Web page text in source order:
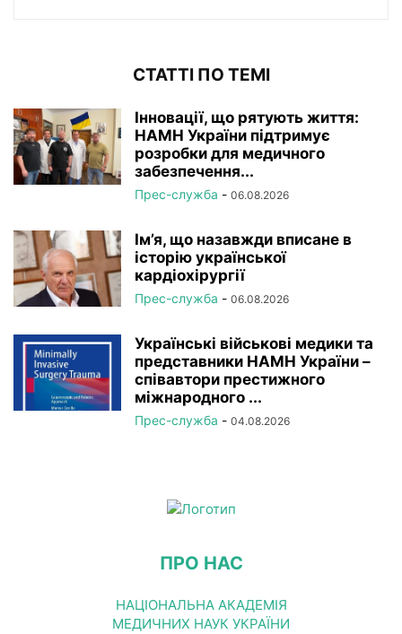
СТАТТІ ПО ТЕМІ
Інновації, що рятують життя:
НАМН України підтримує
розробки для медичного
забезпечення...
Прес-служба - 06.08.2026
Ім’я, що назавжди вписане в
історію української
кардіохірургії
Прес-служба - 06.08.2026
Українські військові медики та
представники НАМН України –
співавтори престижного
міжнародного ...
Прес-служба - 04.08.2026
ПРО НАС
НАЦІОНАЛЬНА АКАДЕМІЯ
МЕДИЧНИХ НАУК УКРАЇНИ